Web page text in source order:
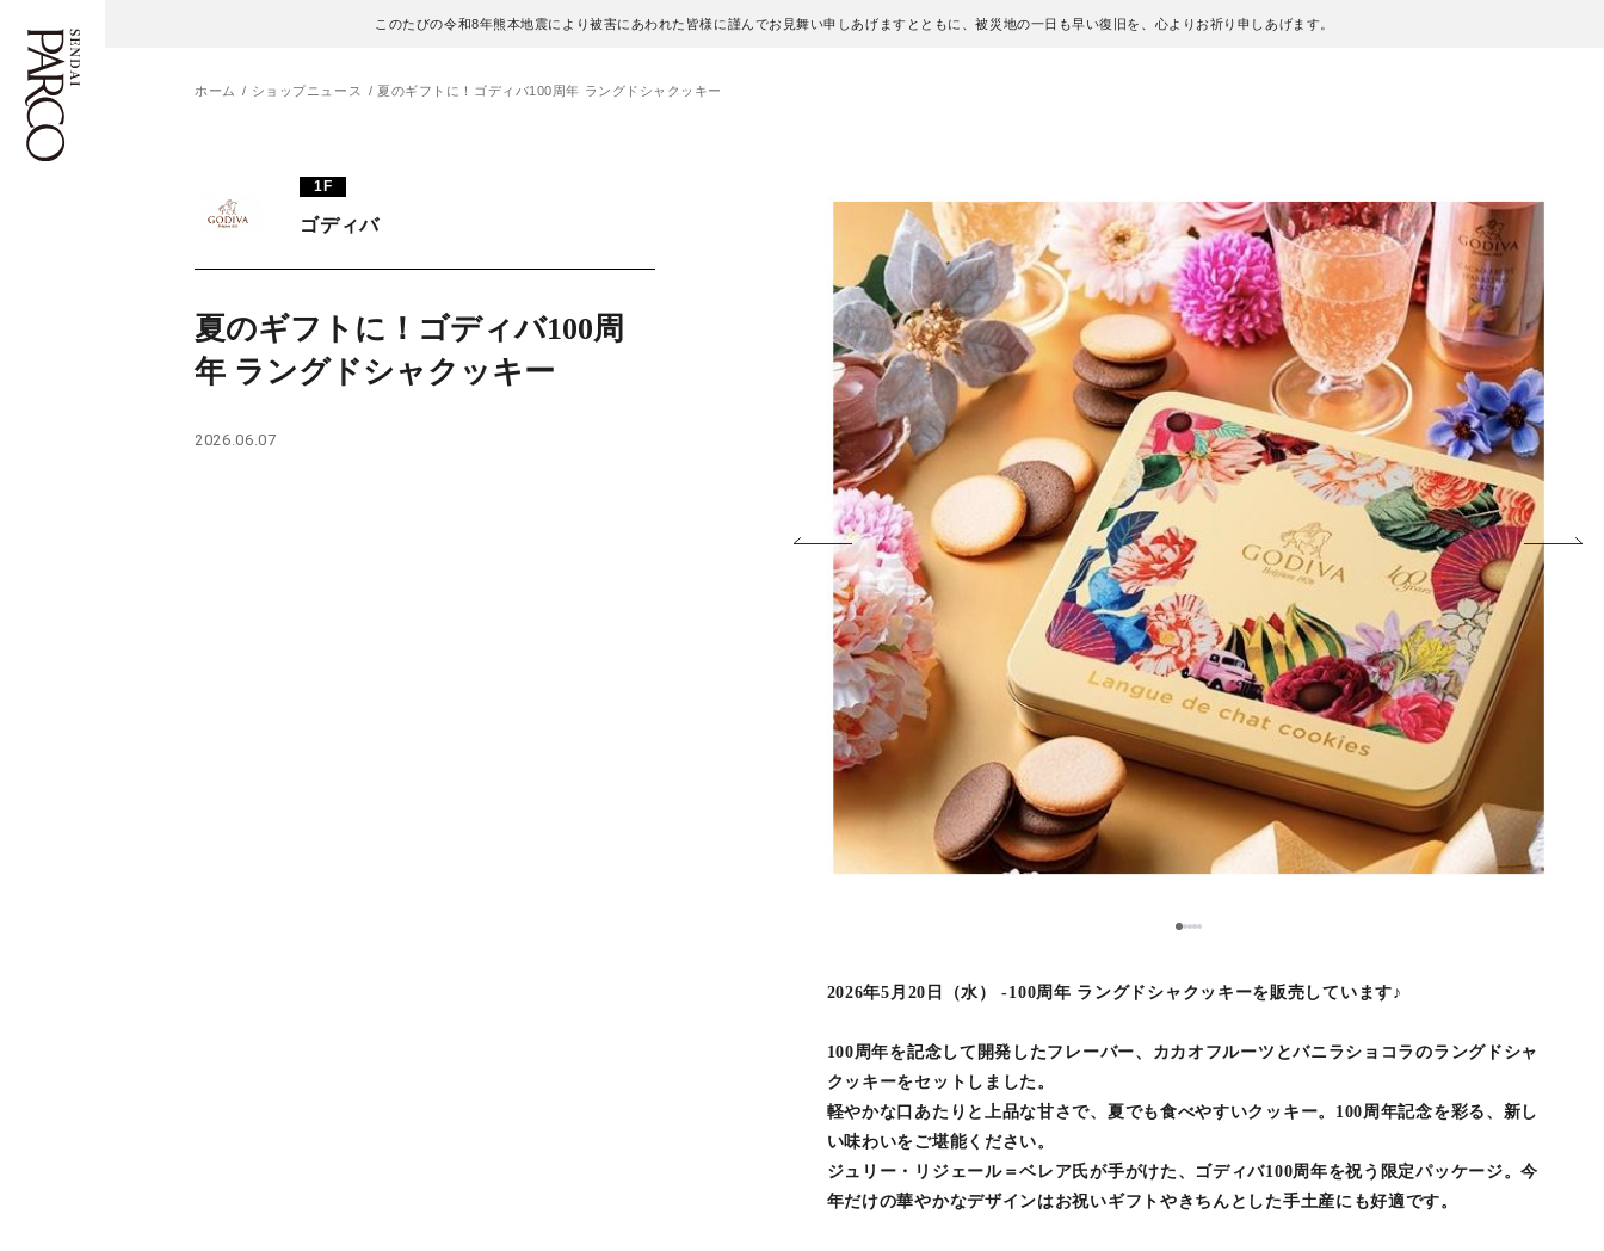
このたびの令和8年熊本地震により被害にあわれた皆様に謹んでお見舞い申しあげますとともに、被災地の一日も早い復旧を、心よりお祈り申しあげます。
施設案内・アクセス
ホーム ショップニュース 夏のギフトに！ゴディバ100周年 ラングドシャクッキー
1F
ゴディバ
夏のギフトに！ゴディバ100周
年 ラングドシャクッキー
2026.06.07
12345
2026年5月20日（水） -100周年 ラングドシャクッキーを販売しています♪
100周年を記念して開発したフレーバー、カカオフルーツとバニラショコラのラングドシャ
クッキーをセットしました。
軽やかな口あたりと上品な甘さで、夏でも食べやすいクッキー。100周年記念を彩る、新し
い味わいをご堪能ください。
ジュリー・リジェール＝ベレア氏が手がけた、ゴディバ100周年を祝う限定パッケージ。今
年だけの華やかなデザインはお祝いギフトやきちんとした手土産にも好適です。